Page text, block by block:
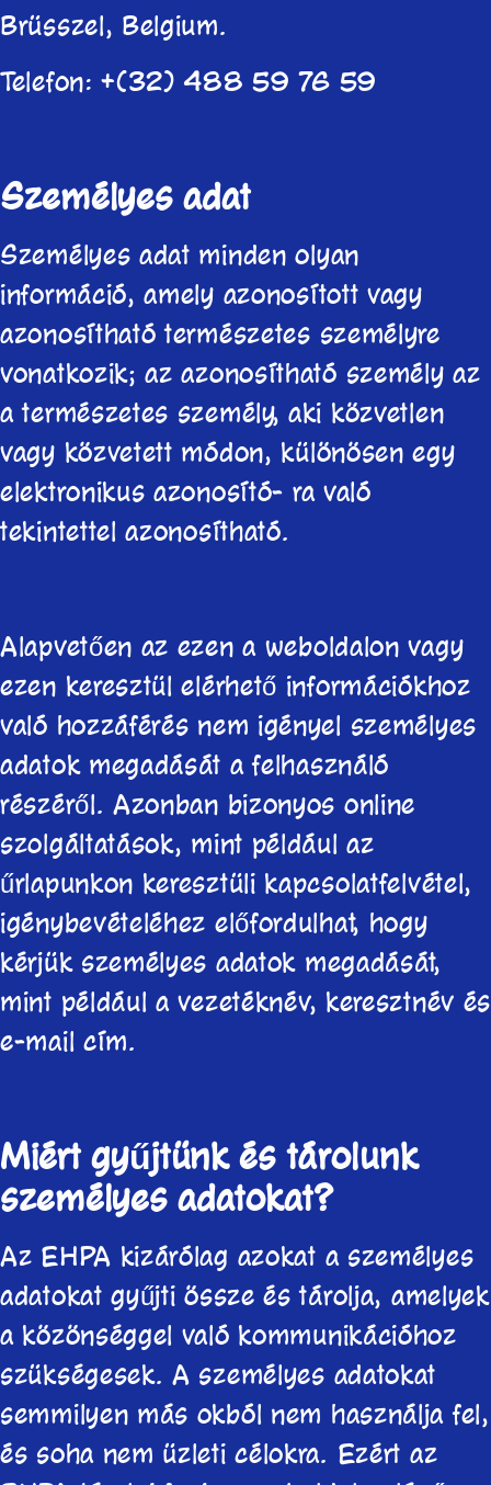
Brüsszel, Belgium.
Telefon: +(32) 488 59 76 59
Személyes adat
Személyes adat minden olyan
információ, amely azonosított vagy
azonosítható természetes személyre
vonatkozik; az azonosítható személy az
a természetes személy, aki közvetlen
vagy közvetett módon, különösen egy
elektronikus azonosító- ra való
tekintettel azonosítható.
Alapvetően az ezen a weboldalon vagy
ezen keresztül elérhető információkhoz
való hozzáférés nem igényel személyes
adatok megadását a felhasználó
részéről. Azonban bizonyos online
szolgáltatások, mint például az
űrlapunkon keresztüli kapcsolatfelvétel,
igénybevételéhez előfordulhat, hogy
kérjük személyes adatok megadását,
mint például a vezetéknév, keresztnév és
e-mail cím.
Miért gyűjtünk és tárolunk
személyes adatokat?
Az EHPA kizárólag azokat a személyes
adatokat gyűjti össze és tárolja, amelyek
a közönséggel való kommunikációhoz
szükségesek. A személyes adatokat
semmilyen más okból nem használja fel,
és soha nem üzleti célokra. Ezért az